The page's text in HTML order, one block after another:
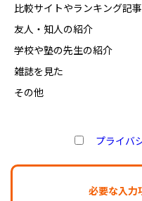
比較サイトやランキング記
友人・知人の紹介
学校や塾の先生の紹介
雑誌を見た
その他
プライバ
必要な入力